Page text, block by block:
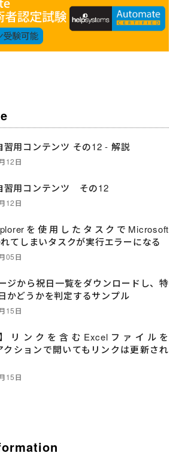
習用コンテンツ その12 - 解説
12日
習用コンテンツ その12
12日
を使用したタスクでMicrosoft
てしまいタスクが実行エラーになる
05日
ジから祝日一覧をダウンロードし、特
かどうかを判定するサンプル
15日
リンクを含むExcelファイルを
クションで開いてもリンクは更新され
15日